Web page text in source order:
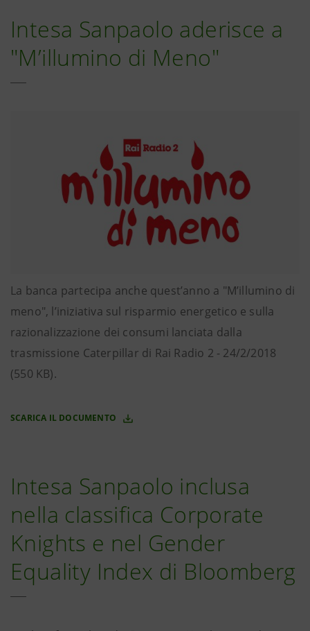
Intesa Sanpaolo aderisce a
"M’illumino di Meno"
La banca partecipa anche quest’anno a "M’illumino di
meno", l’iniziativa sul risparmio energetico e sulla
razionalizzazione dei consumi lanciata dalla
trasmissione Caterpillar di Rai Radio 2 - 24/2/2018
(550 KB).
SCARICA IL DOCUMENTO
Intesa Sanpaolo inclusa
nella classifica Corporate
Knights e nel Gender
Equality Index di Bloomberg